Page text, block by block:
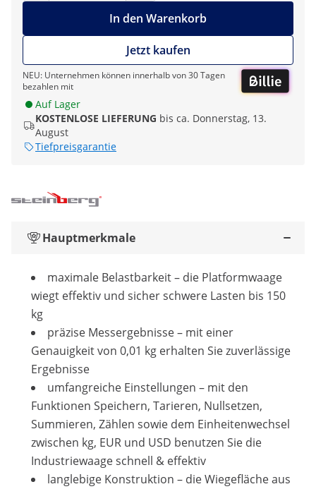
In den Warenkorb
Jetzt kaufen
NEU: Unternehmen können innerhalb von 30 Tagen
bezahlen mit
Auf Lager
KOSTENLOSE LIEFERUNG bis ca. Donnerstag, 13.
August
Tiefpreisgarantie
Hauptmerkmale
maximale Belastbarkeit – die Platformwaage
wiegt effektiv und sicher schwere Lasten bis 150
kg
präzise Messergebnisse – mit einer
Genauigkeit von 0,01 kg erhalten Sie zuverlässige
Ergebnisse
umfangreiche Einstellungen – mit den
Funktionen Speichern, Tarieren, Nullsetzen,
Summieren, Zählen sowie dem Einheitenwechsel
zwischen kg, EUR und USD benutzen Sie die
Industriewaage schnell & effektiv
langlebige Konstruktion – die Wiegefläche aus